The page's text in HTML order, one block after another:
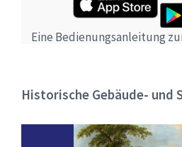
Eine Bedienungsanleitung
Historische Gebäude- und